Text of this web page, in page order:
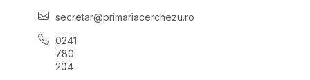
secretar@primariacerchezu.ro
0241
780
204